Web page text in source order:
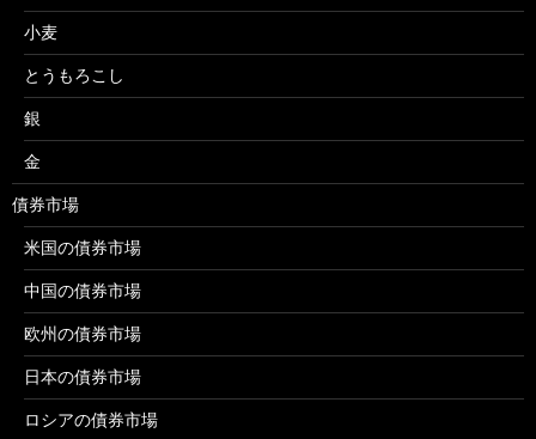
小麦
とうもろこし
銀
金
債券市場
米国の債券市場
中国の債券市場
欧州の債券市場
日本の債券市場
ロシアの債券市場